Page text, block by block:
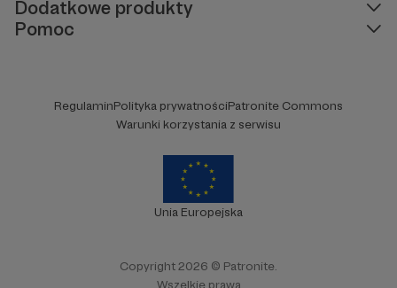
Dodatkowe produkty
Pomoc
RegulaminPolityka prywatnościPatronite Commons
Warunki korzystania z serwisu
Unia Europejska
Copyright 2026 © Patronite.
Wszelkie prawa